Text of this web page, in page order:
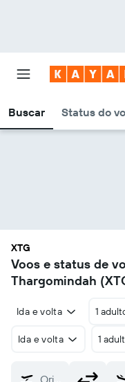
Buscar Status do
XTG
Voos e status de
Thargomindah
Ida e volta 1
Ida e volta 1
Origem